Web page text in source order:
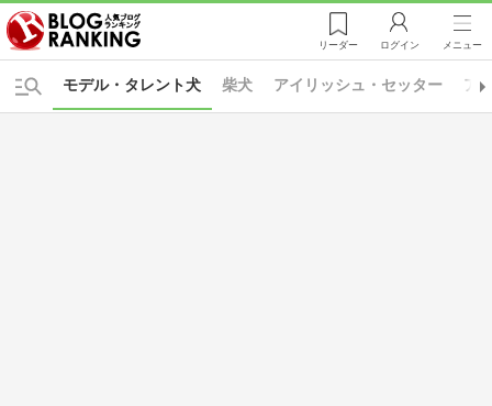
リーダー ログイン メニュー
柴犬 アイリッシュ・セッター ア
モデル・タレント犬